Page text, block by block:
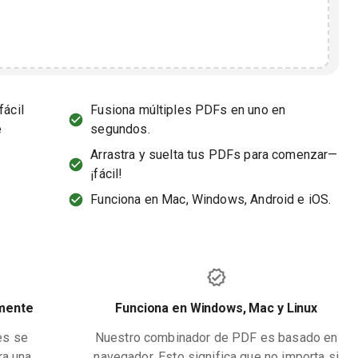
Fusiona múltiples PDFs en uno en
segundos.
Arrastra y suelta tus PDFs para comenzar—
¡fácil!
Funciona en Mac, Windows, Android e iOS.
se
Funciona en Windows, Mac y Linux
Nuestro combinador de PDF es basado en